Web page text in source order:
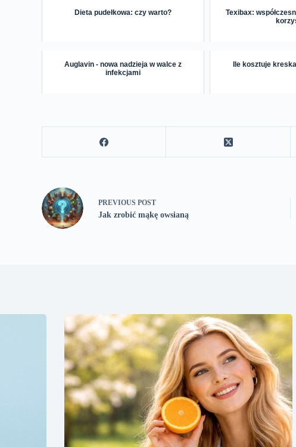
Dieta pudełkowa: czy warto?
Texibax:
Auglavin - nowa nadzieja w walce z
infekcjami
Ile kosztuje
PREVIOUS POST
Jak zrobić mąkę owsianą